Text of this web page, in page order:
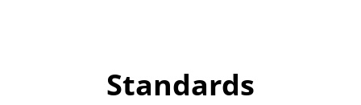
Standards